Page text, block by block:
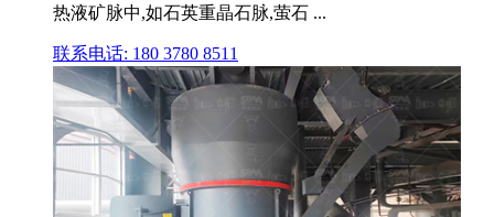
热液矿脉中,如石英重晶石脉,萤石 ...
联系电话: 180 3780 8511